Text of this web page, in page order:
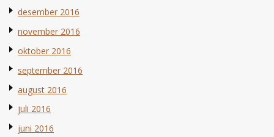
desember 2016
november 2016
oktober 2016
september 2016
august 2016
juli 2016
juni 2016